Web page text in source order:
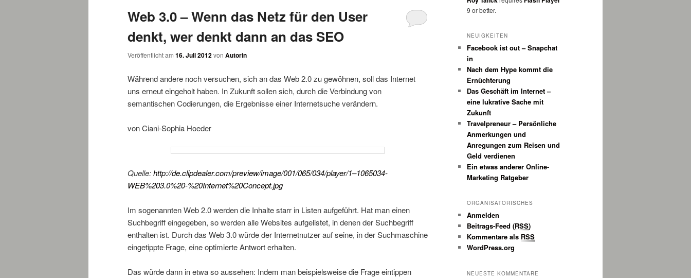
wechseln
Web 3.0 – Wenn das Netz für den User
denkt, wer denkt dann an das SEO
Veröffentlicht am 16. Juli 2012von Autorin
Während andere noch versuchen, sich an das Web 2.0 zu gewöhnen, soll das Internet
uns erneut eingeholt haben. In Zukunft sollen sich, durch die Verbindung von
semantischen Codierungen, die Ergebnisse einer Internetsuche verändern.
von Ciani-Sophia Hoeder
Quelle:http://de.clipdealer.com/preview/image/001/065/034/player/1–1065034-
WEB%203.0%20-%20Internet%20Concept.jpg
Im sogenannten Web 2.0 werden die Inhalte starr in Listen aufgeführt. Hat man einen
Suchbegriff eingegeben, so werden alle Websites aufgelistet, in denen der Suchbegriff
enthalten ist. Durch das Web 3.0 würde der Internetnutzer auf seine, in der Suchmaschine
eingetippte Frage, eine optimierte Antwort erhalten.
Das würde dann in etwa so aussehen: Indem man beispielsweise die Frage eintippen
9 or better.
NEUIGKEITEN
Facebook ist out – Snapchat
in
Nach dem Hype kommt die
Ernüchterung
Das Geschäft im Internet –
eine lukrative Sache mit
Zukunft
Travelpreneur – Persönliche
Anmerkungen und
Anregungen zum Reisen und
Geld verdienen
Ein etwas anderer Online-
Marketing Ratgeber
ORGANISATORISCHES
Anmelden
Beitrags-Feed (RSS)
Kommentare als RSS
WordPress.org
NEUESTE KOMMENTARE